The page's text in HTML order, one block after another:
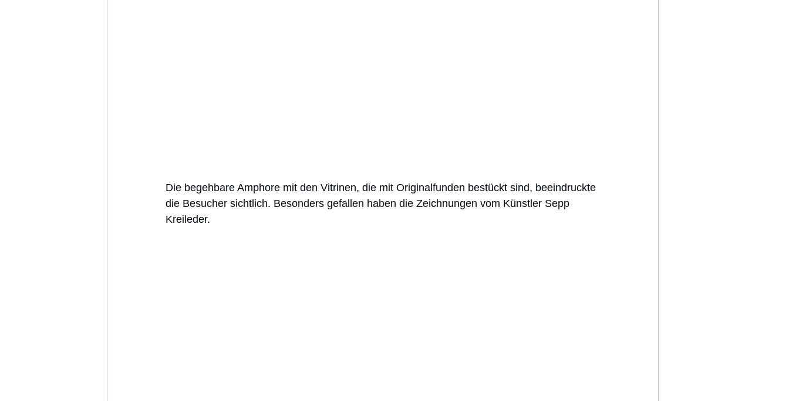
Die begehbare Amphore mit den Vitrinen, die mit Originalfunden bestückt sind, beeindruckte
die Besucher sichtlich. Besonders gefallen haben die Zeichnungen vom Künstler Sepp
Kreileder.